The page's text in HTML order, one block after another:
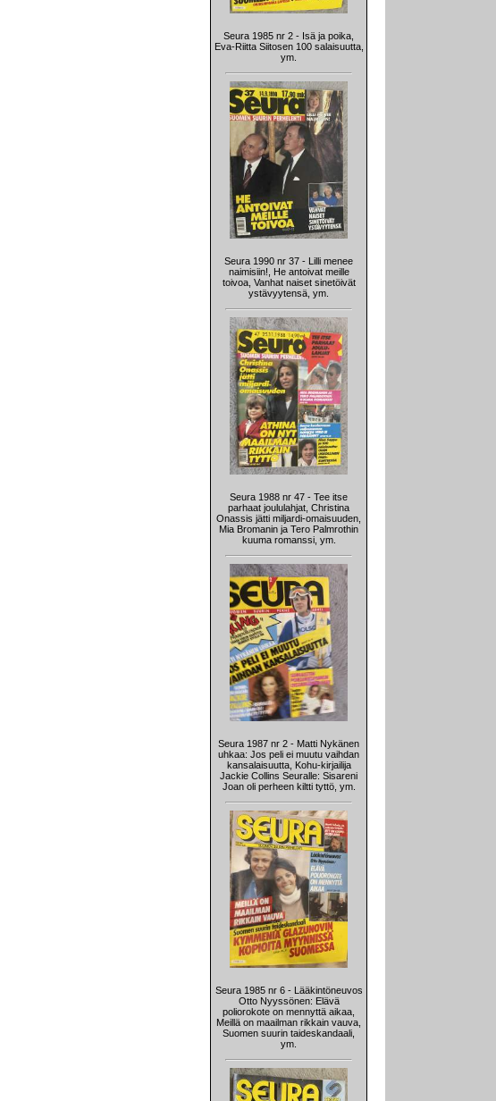
Seura 1985 nr 2 - Isä ja poika,
Eva-Riitta Siitosen 100 salaisuutta,
ym.
Seura 1990 nr 37 - Lilli menee
naimisiin!, He antoivat meille
toivoa, Vanhat naiset sinetöivät
ystävyytensä, ym.
Seura 1988 nr 47 - Tee itse
parhaat joululahjat, Christina
Onassis jätti miljardi-omaisuuden,
Mia Bromanin ja Tero Palmrothin
kuuma romanssi, ym.
Seura 1987 nr 2 - Matti Nykänen
uhkaa: Jos peli ei muutu vaihdan
kansalaisuutta, Kohu-kirjailija
Jackie Collins Seuralle: Sisareni
Joan oli perheen kiltti tyttö, ym.
Seura 1985 nr 6 - Lääkintöneuvos
Otto Nyyssönen: Elävä
poliorokote on mennyttä aikaa,
Meillä on maailman rikkain vauva,
Suomen suurin taideskandaali,
ym.